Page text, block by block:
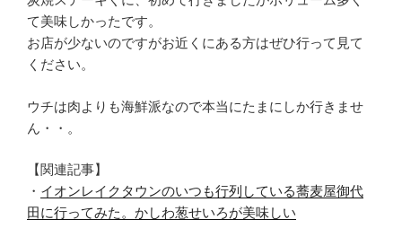
て美味しかったです。
お店が少ないのですがお近くにある方はぜひ行って見て
ください。
ウチは肉よりも海鮮派なので本当にたまにしか行きませ
ん・・。
【関連記事】
・ イオンレイクタウンのいつも行列している蕎麦屋御代
田に行ってみた。かしわ葱せいろが美味しい